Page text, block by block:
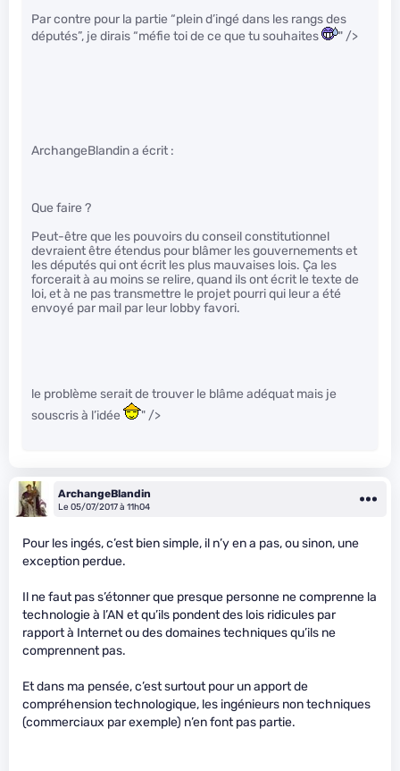
Par contre pour la partie “plein d’ingé dans les rangs des
députés”, je dirais “méfie toi de ce que tu souhaites
" />
ArchangeBlandin a écrit :
Que faire ?
Peut-être que les pouvoirs du conseil constitutionnel
devraient être étendus pour blâmer les gouvernements et
les députés qui ont écrit les plus mauvaises lois. Ça les
forcerait à au moins se relire, quand ils ont écrit le texte de
loi, et à ne pas transmettre le projet pourri qui leur a été
envoyé par mail par leur lobby favori.
le problème serait de trouver le blâme adéquat mais je
souscris à l’idée
" />
ArchangeBlandin
Le 05/07/2017 à 11h04
Pour les ingés, c’est bien simple, il n’y en a pas, ou sinon, une
exception perdue.
Il ne faut pas s’étonner que presque personne ne comprenne la
technologie à l’AN et qu’ils pondent des lois ridicules par
rapport à Internet ou des domaines techniques qu’ils ne
comprennent pas.
Et dans ma pensée, c’est surtout pour un apport de
compréhension technologique, les ingénieurs non techniques
(commerciaux par exemple) n’en font pas partie.